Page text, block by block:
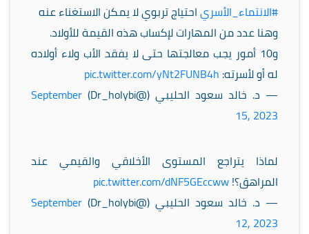
#الانتماء_الأسرياحتياج تربوي لا يمكن الاستغناء عنه
وهنا عدد من المهارات لإكساب هذه القيمة للأولاد.
و10 أمور يجب معالجتها حتى لا يفقد الأب ولاء أولاده
له أو لأسرته: pic.twitter.com/yNt2FUNB4h
— د. خالد سعود الحليبي (@Dr_holybi)
September
15, 2023
لماذا يتراجع المستوى الأخلاقي والقيمي عند
المراهق؟!pic.twitter.com/dNF5GEccww
— د. خالد سعود الحليبي (@Dr_holybi)
September
12, 2023